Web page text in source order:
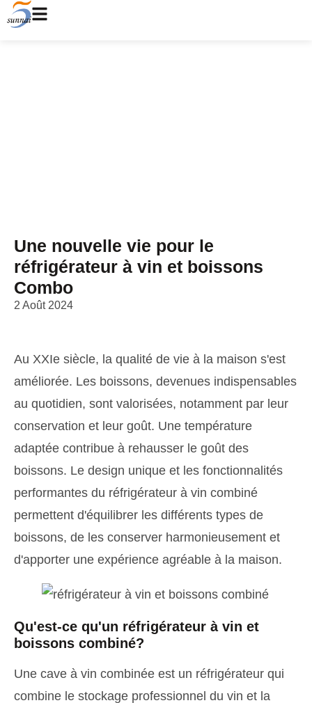
Une nouvelle vie pour le
réfrigérateur à vin et boissons
Combo
2 Août 2024
Au XXIe siècle, la qualité de vie à la maison s'est
améliorée. Les boissons, devenues indispensables
au quotidien, sont valorisées, notamment par leur
conservation et leur goût. Une température
adaptée contribue à rehausser le goût des
boissons. Le design unique et les fonctionnalités
performantes du réfrigérateur à vin combiné
permettent d'équilibrer les différents types de
boissons, de les conserver harmonieusement et
d'apporter une expérience agréable à la maison.
Qu'est-ce qu'un réfrigérateur à vin et
boissons combiné?
Une cave à vin combinée est un réfrigérateur qui
combine le stockage professionnel du vin et la